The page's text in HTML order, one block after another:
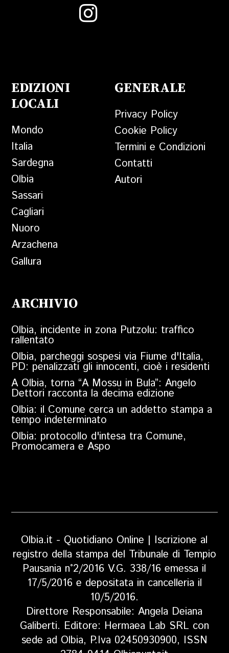
EDIZIONI
LOCALI
Mondo
Italia
Sardegna
Olbia
Sassari
Cagliari
Nuoro
Arzachena
Gallura
GENERALE
Privacy Policy
Cookie Policy
Termini e Condizioni
Contatti
Autori
ARCHIVIO
Olbia, incidente in zona Putzolu: traffico
rallentato
Olbia, parcheggi sospesi via Fiume d'Italia,
PD: penalizzati gli innocenti, cioè i residenti
A Olbia, torna “A Mossu in Bula”: Angelo
Dettori racconta la decima edizione
Olbia: il Comune cerca un addetto stampa a
tempo indeterminato
Olbia: protocollo d'intesa tra Comune,
Promocamera e Aspo
Olbia.it - Quotidiano Online | Iscrizione al
registro della stampa del Tribunale di Tempio
Pausania n°2/2016 V.G. 338/16 emessa il
17/5/2016 e depositata in cancelleria il
10/5/2016.
Direttore Responsabile: Angela Deiana
Galiberti. Editore: Hermaea Lab SRL con
sede ad Olbia, P.Iva 02450930900, ISSN